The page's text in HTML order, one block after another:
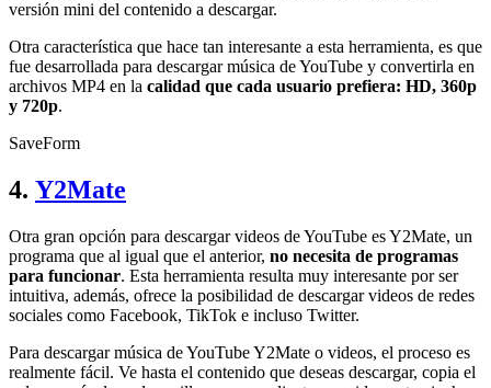
versión mini del contenido a descargar.
Otra característica que hace tan interesante a esta herramienta, es que
fue desarrollada para descargar música de YouTube y convertirla en
archivos MP4 en la calidad que cada usuario prefiera: HD, 360p
y 720p.
SaveForm
4. Y2Mate
Otra gran opción para descargar videos de YouTube es Y2Mate, un
programa que al igual que el anterior, no necesita de programas
para funcionar. Esta herramienta resulta muy interesante por ser
intuitiva, además, ofrece la posibilidad de descargar videos de redes
sociales como Facebook, TikTok e incluso Twitter.
Para descargar música de YouTube Y2Mate o videos, el proceso es
realmente fácil. Ve hasta el contenido que deseas descargar, copia el